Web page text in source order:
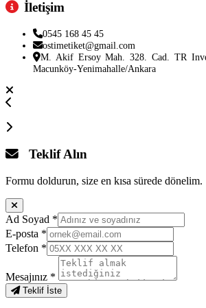
İletişim
0545 168 45 45
ostimetiket@gmail.com
M. Akif Ersoy Mah. 328. Cad. TR
Macunköy-Yenimahalle/Ankara
Teklif Alın
Formu doldurun, size en kısa sürede dönelim.
Ad Soyad *
E-posta *
Telefon *
Mesajınız *
Teklif İste